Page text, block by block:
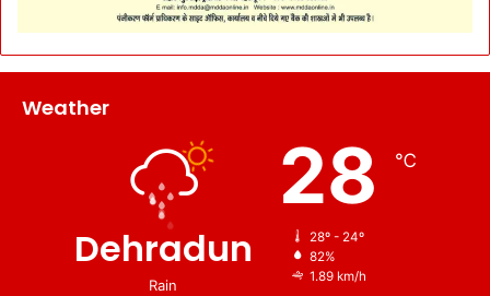
Weather
Dehradun
Rain
28 ℃
28º - 24º
82%
1.89 km/h